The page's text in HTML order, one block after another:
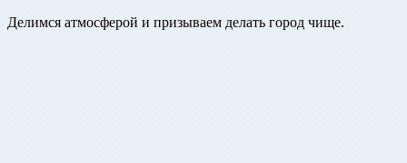
Делимся атмосферой и призываем делать город чище.